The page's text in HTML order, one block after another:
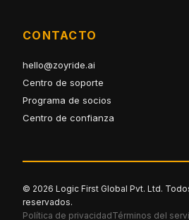
CONTACTO
hello@zoyride.ai
Centro de soporte
Programa de socios
Centro de confianza
© 2026 Logic First Global Pvt. Ltd.
reservados.
Política de privacidadTérminos del